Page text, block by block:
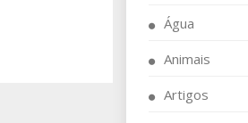
Água
Animais
Artigos